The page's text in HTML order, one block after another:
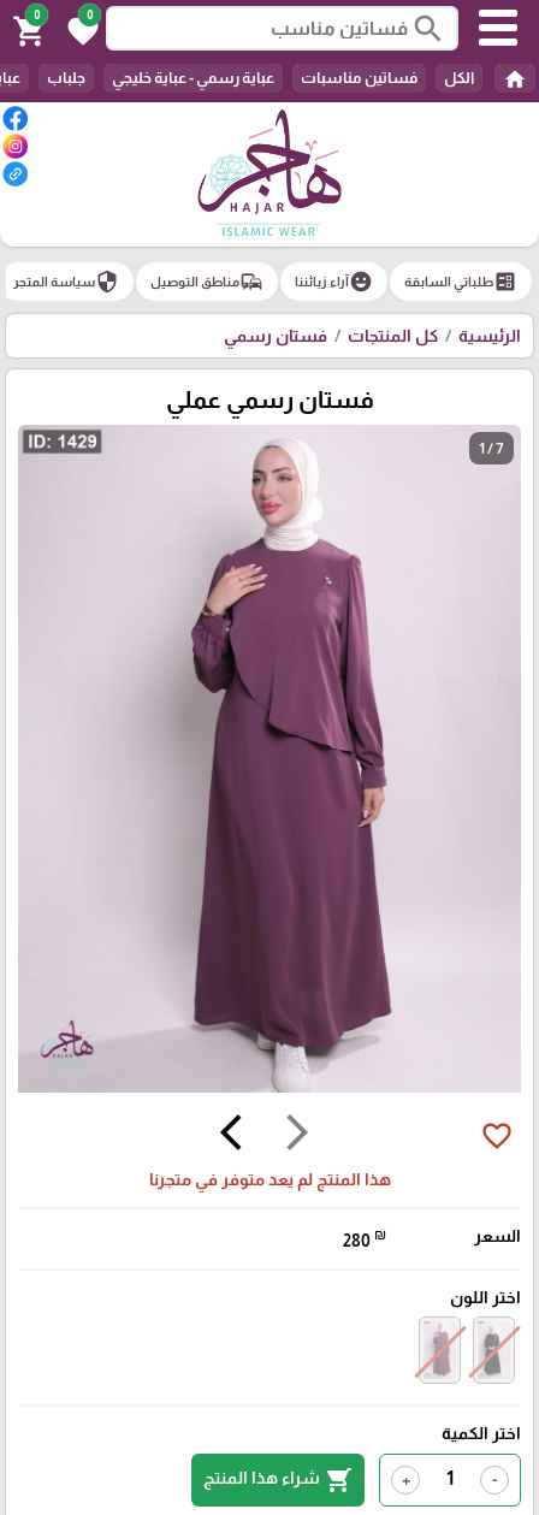
search
0
favorite
0
shopping_cart
home الكل فساتين مناسبات عباية رسمي - عباية خليجي جلباب
ballotطلباتي السابقة emoji_emotionsآراء زبائننا commuteمناطق التوصيل securityسياسة المتجر
الرئيسية كل المنتجات فستان رسمي
فستان رسمي عملي
1 / 7
arrow_forward_ios
arrow_back_ios favorite_border
هذا المنتج لم يعد متوفر في متجرنا
السعر 280 ₪
اختر اللون
اختر الكمية
-
+
shopping_cart شراء هذا المنتج